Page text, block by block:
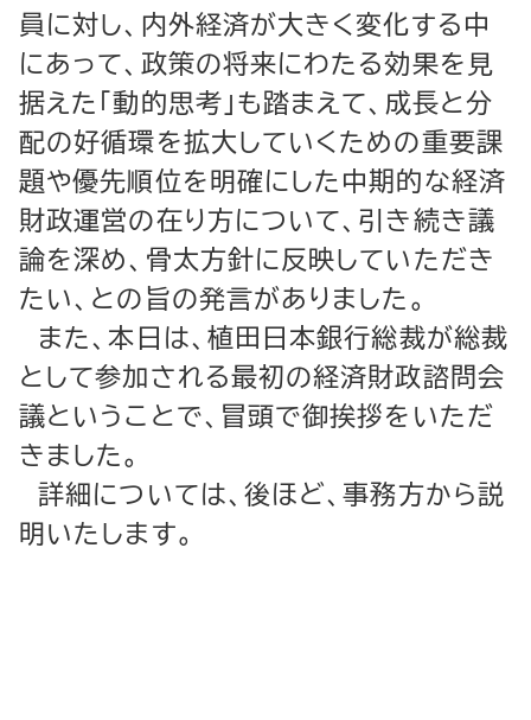
員に対し、内外経済が大きく変化する中
にあって、政策の将来にわたる効果を見
据えた「動的思考」も踏まえて、成長と分
配の好循環を拡大していくための重要課
題や優先順位を明確にした中期的な経済
財政運営の在り方について、引き続き議
論を深め、骨太方針に反映していただき
たい、との旨の発言がありました。
また、本日は、植田日本銀行総裁が総裁
として参加される最初の経済財政諮問会
議ということで、冒頭で御挨拶をいただ
きました。
詳細については、後ほど、事務方から説
明いたします。